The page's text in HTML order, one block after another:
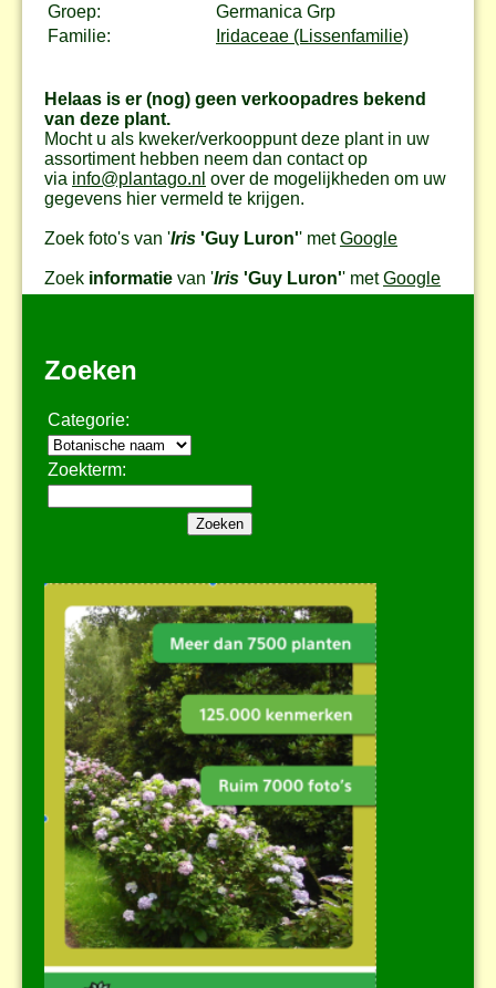
Groep:
Germanica Grp
Familie:
Iridaceae (Lissenfamilie)
Helaas is er (nog) geen verkoopadres bekend
van deze plant.
Mocht u als kweker/verkooppunt deze plant in uw
assortiment hebben neem dan contact op
via info@plantago.nl over de mogelijkheden om uw
gegevens hier vermeld te krijgen.
Zoek foto's van 'Iris 'Guy Luron'' metGoogle
Zoek informatie van 'Iris 'Guy Luron'' metGoogle
Zoeken
Categorie:
Zoekterm: